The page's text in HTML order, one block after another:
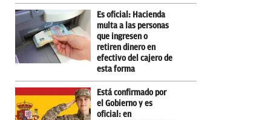
Es oficial: Hacienda
multa a las personas
que ingresen o
retiren dinero en
efectivo del cajero de
esta forma
Está confirmado por
el Gobierno y es
oficial: en